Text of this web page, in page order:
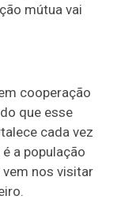
mútua vai
cooperação
que esse
cada vez
a população
vem nos visitar